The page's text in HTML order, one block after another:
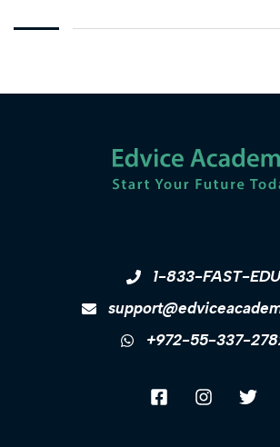
1-833-FAST-EDU
+972-55-337-